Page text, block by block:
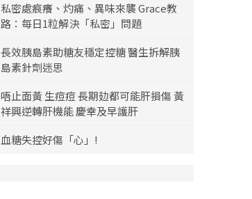
私密處痕癢、灼痛、異味來襲 Grace教
路：每日1粒解決「私密」問題
長效胰島素助糖友穩定控糖 醫生拆解胰
島素針劑迷思
唔止面黃 生痘痘 長期攰都可能肝損傷 黃
祥興逆轉肝機能 慶幸及早護肝
血糖失控好傷「心」!